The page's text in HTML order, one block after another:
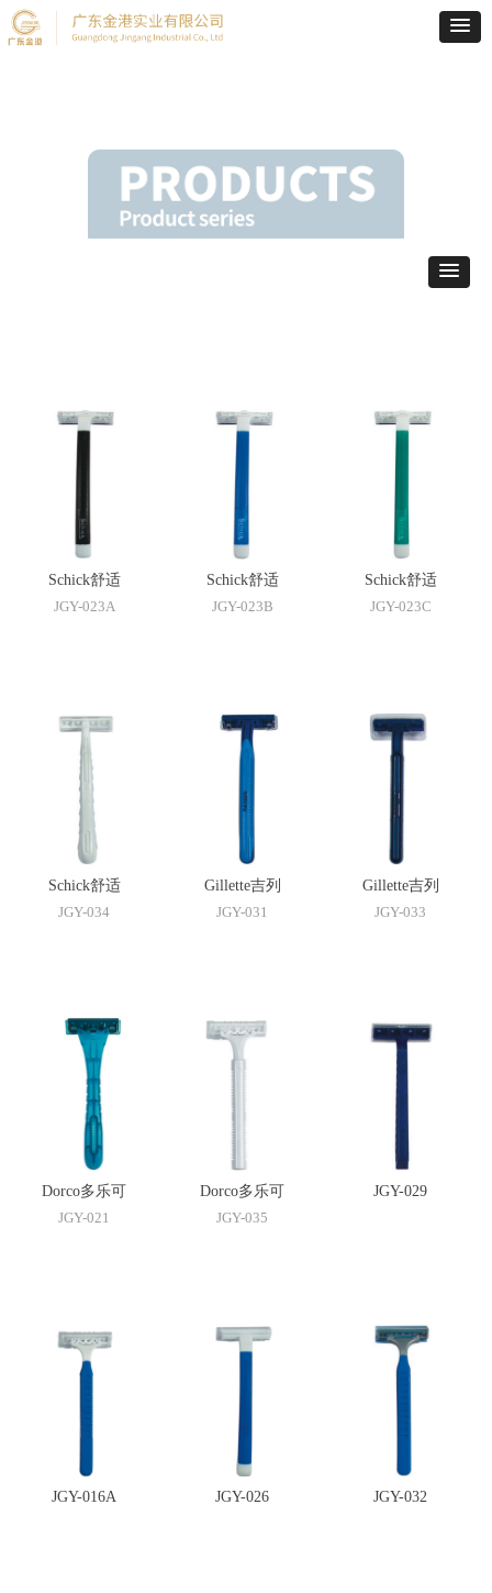
Schick舒适
JGY-023A
Schick舒适
JGY-023B
Schick舒适
JGY-023C
Schick舒适
JGY-034
Gillette吉列
JGY-031
Gillette吉列
JGY-033
Dorco多乐可
JGY-021
Dorco多乐可
JGY-035
JGY-029
JGY-016A JGY-026 JGY-032